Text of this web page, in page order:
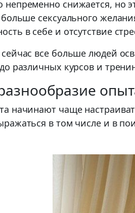
непременно снижается, но
сексуального
в себе и отсутствие
все больше людей
различных курсов и
начинают чаще
в том числе и в